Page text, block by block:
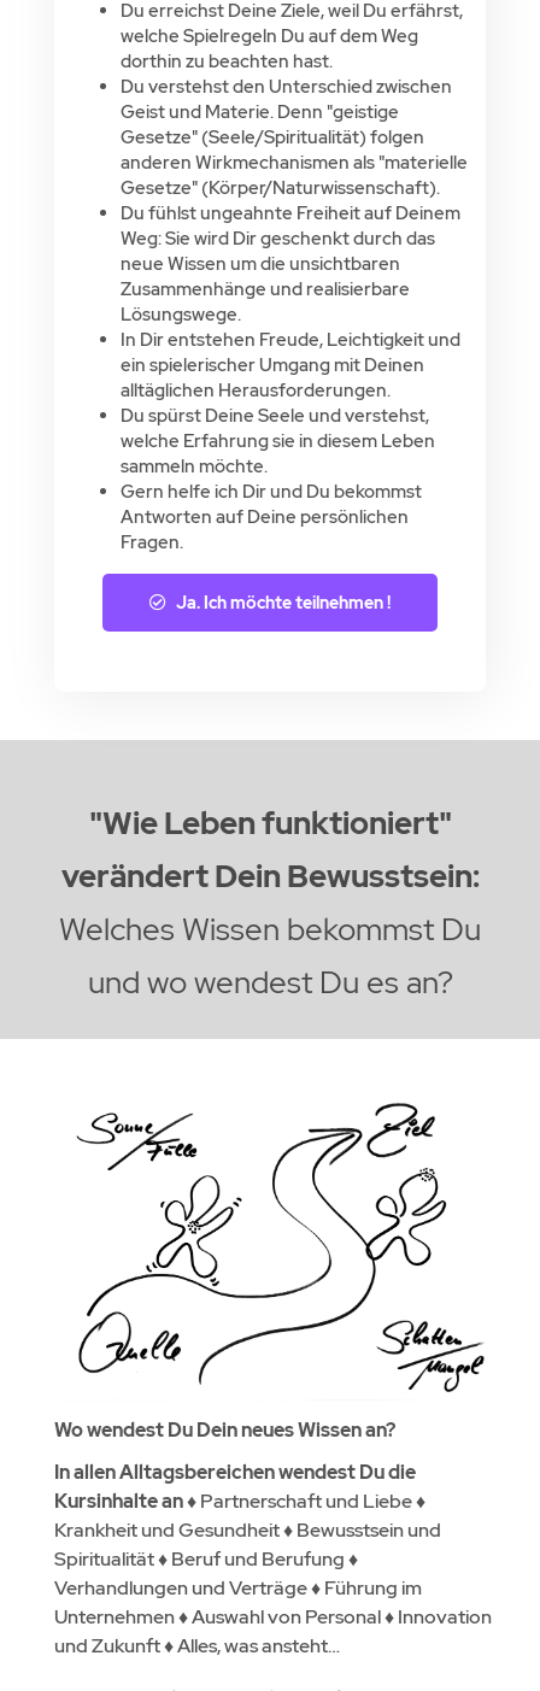
Du erreichst Deine Ziele, weil Du erfährst,
welche Spielregeln Du auf dem Weg
dorthin zu beachten hast.
Du verstehst den Unterschied zwischen
Geist und Materie. Denn "geistige
Gesetze" (Seele/Spiritualität) folgen
anderen Wirkmechanismen als "materielle
Gesetze" (Körper/Naturwissenschaft).
Du fühlst ungeahnte Freiheit auf Deinem
Weg: Sie wird Dir geschenkt durch das
neue Wissen um die unsichtbaren
Zusammenhänge und realisierbare
Lösungswege.
In Dir entstehen Freude, Leichtigkeit und
ein spielerischer Umgang mit Deinen
alltäglichen Herausforderungen.
Du spürst Deine Seele und verstehst,
welche Erfahrung sie in diesem Leben
sammeln möchte.
Gern helfe ich Dir und Du bekommst
Antworten auf Deine persönlichen
Fragen.
Ja. Ich möchte teilnehmen !
"Wie Leben funktioniert"
verändert Dein Bewusstsein:
Welches Wissen bekommst Du
und wo wendest Du es an?
Wo wendest Du Dein neues Wissen an?
In allen Alltagsbereichen wendest Du die
Kursinhalte an♦Partnerschaft und Liebe♦
Krankheit und Gesundheit♦Bewusstsein und
Spiritualität♦Beruf und Berufung♦
Verhandlungen und Verträge♦Führung im
Unternehmen♦Auswahl von Personal♦Innovation
und Zukunft♦Alles, was ansteht…